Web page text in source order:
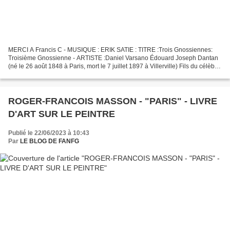
MERCI A Francis C - MUSIQUE : ERIK SATIE : TITRE :Trois Gnossiennes:
Troisième Gnossienne - ARTISTE :Daniel Varsano Édouard Joseph Dantan
(né le 26 août 1848 à Paris, mort le 7 juillet 1897 à Villerville) Fils du célèbre
ROGER-FRANCOIS MASSON - "PARIS" - LIVRE
D'ART SUR LE PEINTRE
Publié le 22/06/2023 à 10:43
Par LE BLOG DE FANFG